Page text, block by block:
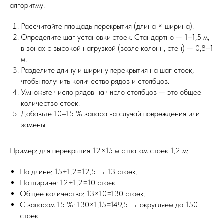
алгоритму:
Рассчитайте площадь перекрытия (длина × ширина).
Определите шаг установки стоек. Стандартно — 1–1,5 м,
в зонах с высокой нагрузкой (возле колонн, стен) — 0,8–1
м.
Разделите длину и ширину перекрытия на шаг стоек,
чтобы получить количество рядов и столбцов.
Умножьте число рядов на число столбцов — это общее
количество стоек.
Добавьте 10–15 % запаса на случай повреждения или
замены.
Пример: для перекрытия 12×15 м с шагом стоек 1,2 м:
По длине: 15÷1,2=12,5 → 13 стоек.
По ширине: 12÷1,2=10 стоек.
Общее количество: 13×10=130 стоек.
С запасом 15 %: 130×1,15=149,5 → округляем до 150
стоек.